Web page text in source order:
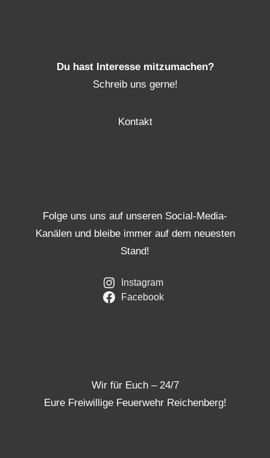
Du hast Interesse mitzumachen?
Schreib uns gerne!
Kontakt
Folge uns uns auf unseren Social-Media-
Kanälen und bleibe immer auf dem neuesten
Stand!
Instagram
Facebook
Wir für Euch – 24/7
Eure Freiwillige Feuerwehr Reichenberg!